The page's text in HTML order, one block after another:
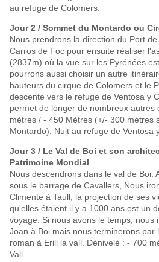
au refuge de Colomers.
Jour 2 / Sommet du Montardo ou
Nous prendrons la direction du Port de
Carros de Foc pour ensuite réaliser
(2837m) où la vue sur les Pyrénées
pourrons aussi choisir un autre
hauteurs du cirque de Colomers et le
descente vers le refuge de Ventosa y
permet de longer de nombreux autres
mètres / - 450 Mètres (+/- 300 mètres
Montardo). Nuit au refuge de Ventosa
Jour 3 / Le Val de Boi et son
Patrimoine Mondial
Nous descendrons dans le val de Boi.
sous le barrage de Cavallers, Nous
Climente à Taull, la projection de ses
qu'elles étaient il y a 1000 ans est un
voyage. Si nous avons le temps, nous
Joan à Boi mais nous terminerons par
roman à Erill la vall. Dénivelé : - 700
Vall.